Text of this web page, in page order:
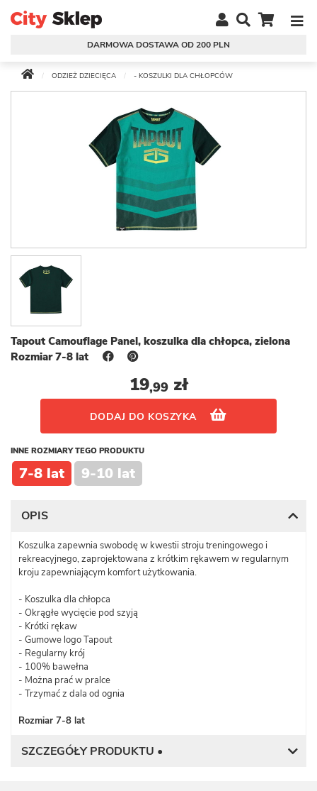
DARMOWA DOSTAWA OD 200 PLN
ODZIEŻ DZIECIĘCA - KOSZULKI DLA CHŁOPCÓW
Tapout Camouflage Panel, koszulka dla chłopca, zielona
Rozmiar 7-8 lat
19,99zł
DODAJ DO KOSZYKA
INNE ROZMIARY TEGO PRODUKTU
7-8 lat 9-10 lat
OPIS
Koszulka zapewnia swobodę w kwestii stroju treningowego i
rekreacyjnego, zaprojektowana z krótkim rękawem w regularnym
kroju zapewniającym komfort użytkowania.
- Koszulka dla chłopca
- Okrągłe wycięcie pod szyją
- Krótki rękaw
- Gumowe logo Tapout
- Regularny krój
- 100% bawełna
- Można prać w pralce
- Trzymać z dala od ognia
Rozmiar 7-8 lat
SZCZEGÓŁY PRODUKTU •